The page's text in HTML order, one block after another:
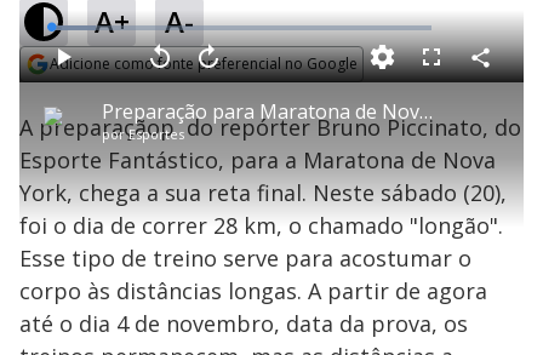
A+ A-
Adicione como fonte preferencial no Google
P
l
a
Preparação para Maratona de Nova York 2018 exige treino puxado
porEsportes
P V
t
a
r
1
0
n
d
s
A
n
ç
a
1
u
n
o
s
L
o
a
d
e
1
.
8
4
F
s
c
e
n
C
o
a
r
i
l
h
a
A preparaçãop do repórter Bruno Piccinato, do
Esporte Fantástico, para a Maratona de Nova
York, chega a sua reta final. Neste sábado (20),
foi o dia de correr 28 km, o chamado "longão".
Esse tipo de treino serve para acostumar o
corpo às distâncias longas. A partir de agora
até o dia 4 de novembro, data da prova, os